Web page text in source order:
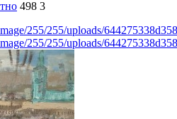
498 3
255/255/uploads/
255/255/uploads/